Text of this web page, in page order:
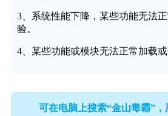
3、系统性能下降，某些功能无法
验。
4、某些功能或模块无法正常加载或
可在电脑上搜索“金山毒霸”